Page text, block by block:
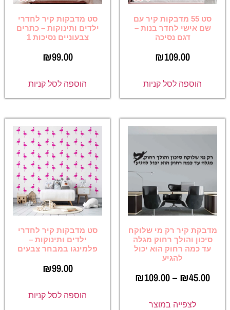
סט 55 מדבקות קיר עם
שם אישי לחדר בנות –
דגם נסיכה
₪109.00
הוספה לסל קניות
סט מדבקות קיר לחדרי
ילדים ותינוקות – כתרים
צבעוניים נסיכות 1
₪99.00
הוספה לסל קניות
מדבקת קיר רק מי שלוקח
סיכון והולך רחוק מגלה
עד כמה רחוק הוא יכול
להגיע
₪45.00
–
₪109.00
לצפייה במוצר
סט מדבקות קיר לחדרי
ילדים ותינוקות –
פלמינגו במבחר צבעים
₪99.00
הוספה לסל קניות